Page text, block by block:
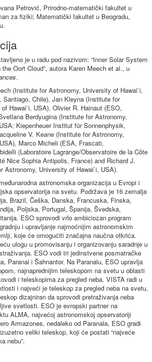
Petrović, Prirodno-matematički fakultet u
za fiziki; Matematički fakultet u Beogradu,
je u radu pod nazivom: “Inner Solar System
Oort Cloud”, autora Karen Meech et al., u
.
(Institute for Astronomy, University of Hawai`i,
Santiago, Chile), Jan Kleyna (Institute for
Hawai`i, USA), Olivier R. Hainaut (ESO,
Berdyugina (Institute for Astronomy,
Kiepenheuer Institut für Sonnenphysik,
V. Keane (Institute for Astronomy,
Marco Micheli (ESA, Frascati,
(Laboratoire Lagrange/Observatoire de la Côte
Nice Sophia Antipolis, France) and Richard J.
Astronomy, University of Hawai`i, USA).
astronomska organizacija u Evropi i
opservatorija na svetu. Podržava je 16 zemalja
Brazil, Češka, Danska, Francuska, Finska,
Poljska, Portugal, Španija, Švedska,
ESO sprovodi vrlo ambiciozan program
i upravljanje najmoćnijim astronomskim
koje će omogućiti značajna naučna otkrića.
ulogu u promovisanju i organizovanju saradnje u
ESO vodi tri jedinstvene posmatračke
Paranal i Šahnantor. Na Paranalu, ESO upravlja
najnaprednijim teleskopom na svetu u oblasti
i teleskopima za pregled neba. VISTA radi u
i najveći je teleskop za pregled neba na svetu,
dizajniran da sprovodi pretraživanja neba
svetlosti. ESO je evropski partner na
ALMA, najvećoj astronomskoj opservatoriji
Armazones, nedaleko od Paranala, ESO gradi
veliki teleskop, koji će postati “najveće
nebu”.